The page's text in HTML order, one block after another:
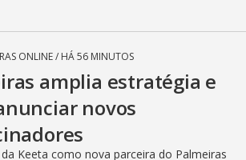
ONLINE/ HÁ 56 MINUTOS
amplia estratégia e
novos
Keeta como nova parceira do Palmeiras